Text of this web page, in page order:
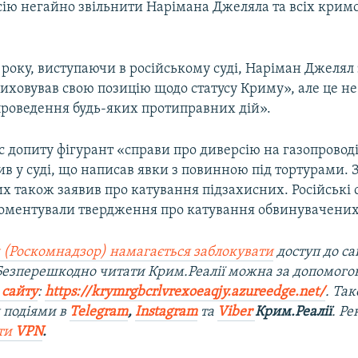
негайно звільнити Нарімана Джеляла та всіх
виступаючи в російському суді, Наріман
свою позицію щодо статусу Криму», але це
будь-яких протиправних дій».
допиту фігурант «справи про диверсію на
у суді, що написав явки з повинною під тортурами.
також заявив про катування підзахисних. Російські
твердження про катування
намагається заблокуватидоступ до
читати Крим.Реалії можна за
:https://krymrgbcrlvrexoeaqjy.azureedge.net/.
в Telegram,Instagramта ViberКрим.Реалії.
VPN.